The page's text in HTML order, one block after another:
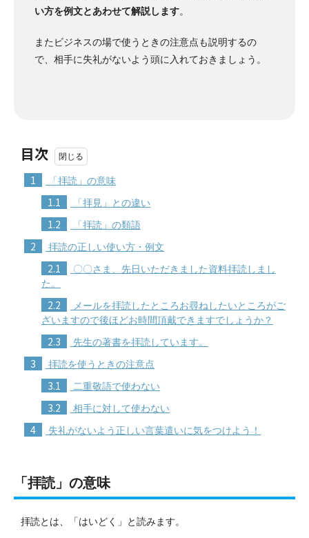
い方を例文とあわせて解説します。
またビジネスの場で使うときの注意点も説明するの
で、相手に失礼がないよう頭に入れておきましょう。
目次
1 「拝読」の意味
1.1 「拝見」との違い
1.2 「拝読」の類語
2 拝読の正しい使い方・例文
2.1
〇〇さま、先日いただきました資料拝読しまし
た。
2.2
メールを拝読したところお尋ねしたいところがご
ざいますので後ほどお時間頂戴できますでしょうか？
2.3 先生の著書を拝読しています。
3 拝読を使うときの注意点
3.1 二重敬語で使わない
3.2 相手に対して使わない
4 失礼がないよう正しい言葉遣いに気をつけよう！
「拝読」の意味
拝読とは、「はいどく」と読みます。